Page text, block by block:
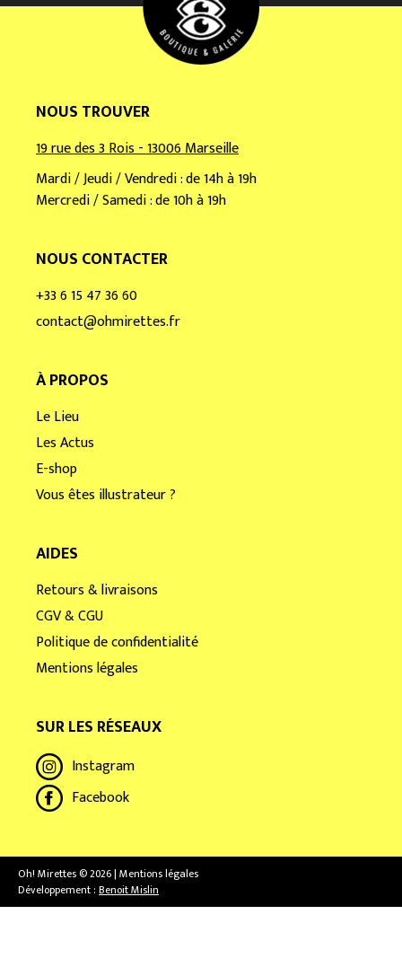
NOUS TROUVER
19 rue des 3 Rois - 13006 Marseille
Mardi / Jeudi / Vendredi : de 14h à 19h
Mercredi / Samedi : de 10h à 19h
NOUS CONTACTER
+33 6 15 47 36 60
contact@ohmirettes.fr
À PROPOS
Le Lieu
Les Actus
E-shop
Vous êtes illustrateur ?
AIDES
Retours & livraisons
CGV & CGU
Politique de confidentialité
Mentions légales
SUR LES RÉSEAUX
Instagram
Facebook
Oh! Mirettes © 2026 | Mentions légales
Développement : Benoit Mislin